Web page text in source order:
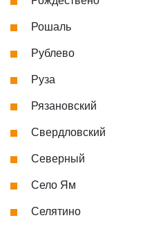
Рошаль
Рублево
Руза
Рязановский
Свердловский
Северный
Село Ям
Селятино